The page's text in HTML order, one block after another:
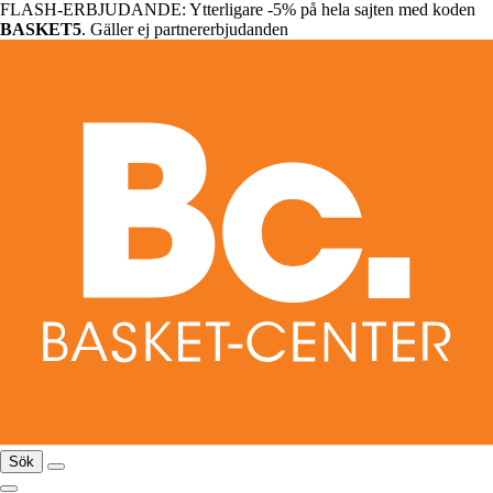
FLASH-ERBJUDANDE: Ytterligare -5% på hela sajten med koden
BASKET5. Gäller ej partnererbjudanden
Sök